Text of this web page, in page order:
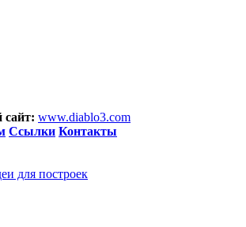
www.diablo3.com
Ссылки Контакты
для построек